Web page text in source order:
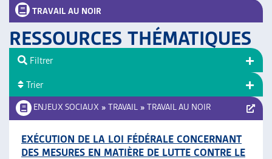
NOS PUBLICATIONS
DOSSIERS DU MOIS
VEILLE
RESSOURCES
THÉMATIQUES
GUIDE SOCIAL ROMAND
TRAVAIL AU NOIR
RESSOURCES THÉMATIQUES
ENJEUX SOCIAUX » TRAVAIL » TRAVAIL AU NOIR
EXÉCUTION DE LA LOI FÉDÉRALE CONCERNANT
DES MESURES EN MATIÈRE DE LUTTE CONTRE LE
Filtrer
Trier